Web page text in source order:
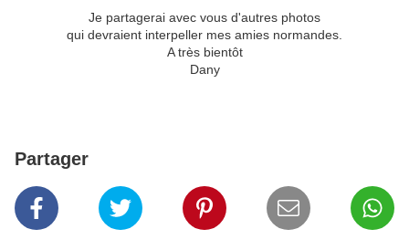
Je partagerai avec vous d'autres photos
qui devraient interpeller mes amies normandes.
A très bientôt
Dany
Partager